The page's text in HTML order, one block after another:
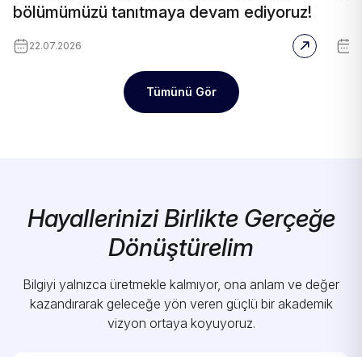
bölümümüzü tanıtmaya devam ediyoruz!
22.07.2026
Tümünü Gör
Hayallerinizi Birlikte Gerçeğe
Dönüştürelim
Bilgiyi yalnızca üretmekle kalmıyor, ona anlam ve değer
kazandırarak geleceğe yön veren güçlü bir akademik
vizyon ortaya koyuyoruz.